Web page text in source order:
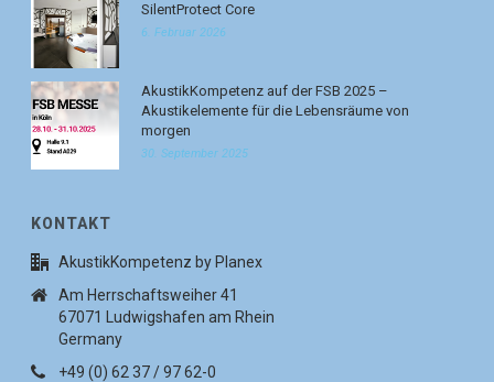
SilentProtect Core
6. Februar 2026
AkustikKompetenz auf der FSB 2025 –
Akustikelemente für die Lebensräume von
morgen
30. September 2025
KONTAKT
AkustikKompetenz by Planex
Am Herrschaftsweiher 41
67071 Ludwigshafen am Rhein
Germany
+49 (0) 62 37 / 97 62-0